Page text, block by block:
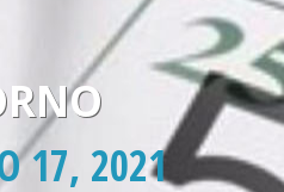
17, 2021